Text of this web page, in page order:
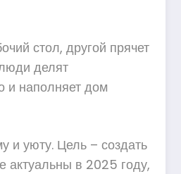
стол, другой прячет
делят
и наполняет дом
и уюту. Цель – создать
актуальны в 2025 году,